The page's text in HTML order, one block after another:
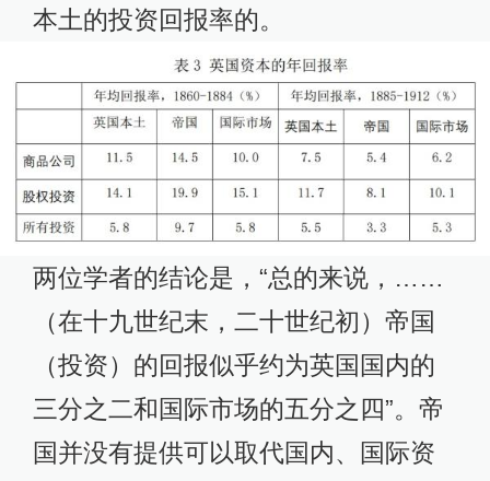
本土的投资回报率的。
两位学者的结论是，“总的来说，……
（在十九世纪末，二十世纪初）帝国
（投资）的回报似乎约为英国国内的
三分之二和国际市场的五分之四”。帝
国并没有提供可以取代国内、国际资